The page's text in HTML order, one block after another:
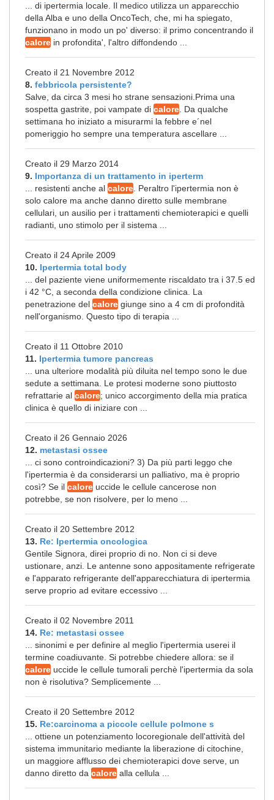
... di ipertermia locale. Il medico utilizza un apparecchio
della Alba e uno della OncoTech, che, mi ha spiegato,
funzionano in modo un po' diverso: il primo concentrando il
calore in profondita', l'altro diffondendo ...
Creato il 21 Novembre 2012
8. febbricola persistente?
Salve, da circa 3 mesi ho strane sensazioni.Prima una
sospetta gastrite, poi vampate di calore . Da qualche
settimana ho iniziato a misurarmi la febbre e´nel
pomeriggio ho sempre una temperatura ascellare ...
Creato il 29 Marzo 2014
9. Importanza di un trattamento in iperterm
... resistenti anche al calore . Peraltro l'ipertermia non è
solo calore ma anche danno diretto sulle membrane
cellulari, un ausilio per i trattamenti chemioterapici e quelli
radianti, uno stimolo per il sistema ...
Creato il 24 Aprile 2009
10. Ipertermia total body
... del paziente viene uniformemente riscaldato tra i 37.5 ed
i 42 °C, a seconda della condizione clinica. La
penetrazione del calore giunge sino a 4 cm di profondità
nell'organismo. Questo tipo di terapia ...
Creato il 11 Ottobre 2010
11. Ipertermia tumore pancreas
... una ulteriore modalità più diluita nel tempo sono le due
sedute a settimana. Le protesi moderne sono piuttosto
refrattarie al calore; unico accorgimento della mia pratica
clinica è quello di iniziare con ...
Creato il 26 Gennaio 2026
12. metastasi ossee
... ci sono controindicazioni? 3) Da più parti leggo che
l'ipertermia è da considerarsi un palliativo, ma è proprio
così? Se il calore uccide le cellule cancerose non
potrebbe, se non risolvere, per lo meno ...
Creato il 20 Settembre 2012
13. Re: Ipertermia oncologica
Gentile Signora, direi proprio di no. Non ci si deve
ustionare, anzi. Le antenne sono appositamente refrigerate
e l'apparato refrigerante dell'apparecchiatura di ipertermia
serve proprio ad evitare eccessivo ...
Creato il 02 Novembre 2011
14. Re: metastasi ossee
... sinonimi e per definire al meglio l'ipertermia userei il
termine coadiuvante. Si potrebbe chiedere allora: se il
calore uccide le cellule tumorali perchè l'ipertermia da sola
non è risolutiva? Semplicemente ...
Creato il 20 Settembre 2012
15. Re:carcinoma a piccole cellule polmone s
... ottiene un potenziamento locoregionale dell'attività del
sistema immunitario mediante la liberazione di citochine,
un maggiore afflusso dei chemioterapici dove serve, un
danno diretto da calore alla cellula ...